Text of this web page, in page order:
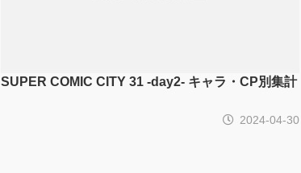
SUPER COMIC CITY 31 -day2- キャラ・CP別集計
2024-04-30